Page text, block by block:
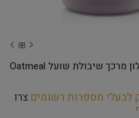
Bubble Bros – גלון מרכך שיבולת שועל Oatmeal
לבעלי מספרות רשומים צרו